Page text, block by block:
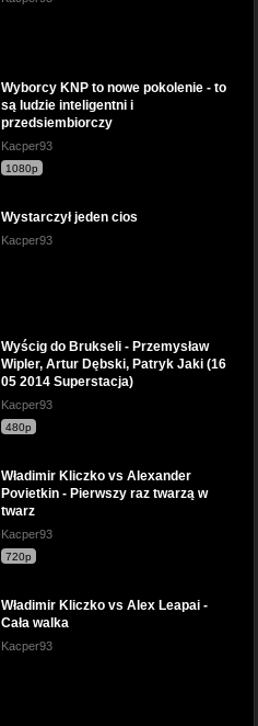
Wyborcy KNP to nowe pokolenie - to
są ludzie inteligentni i
przedsiembiorczy
Kacper93
1080p
Wystarczył jeden cios
Kacper93
Wyścig do Brukseli - Przemysław
Wipler, Artur Dębski, Patryk Jaki (16
05 2014 Superstacja)
Kacper93
480p
Władimir Kliczko vs Alexander
Povietkin - Pierwszy raz twarzą w
twarz
Kacper93
720p
Władimir Kliczko vs Alex Leapai -
Cała walka
Kacper93